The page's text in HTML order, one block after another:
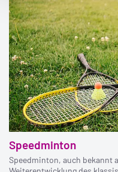
Speedminton
Speedminton, auch bekannt